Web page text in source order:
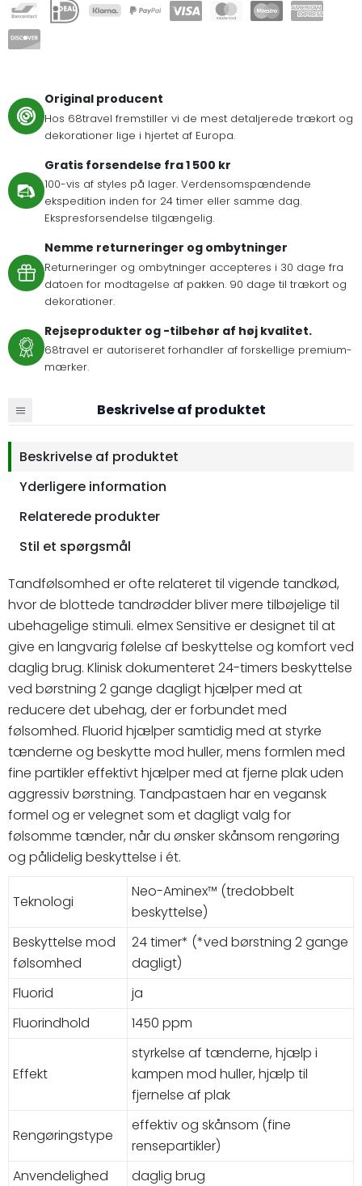
Original producent
Hos 68travel fremstiller vi de mest detaljerede trækort og
dekorationer lige i hjertet af Europa.
Gratis forsendelse fra 1 500 kr
100-vis af styles på lager. Verdensomspændende
ekspedition inden for 24 timer eller samme dag.
Ekspresforsendelse tilgængelig.
Nemme returneringer og ombytninger
Returneringer og ombytninger accepteres i 30 dage fra
datoen for modtagelse af pakken. 90 dage til trækort og
dekorationer.
Rejseprodukter og -tilbehør af høj kvalitet.
68travel er autoriseret forhandler af forskellige premium-
mærker.
Beskrivelse af produktet
Beskrivelse af produktet
Yderligere information
Relaterede produkter
Stil et spørgsmål
Tandfølsomhed er ofte relateret til vigende tandkød,
hvor de blottede tandrødder bliver mere tilbøjelige til
ubehagelige stimuli. elmex Sensitive er designet til at
give en langvarig følelse af beskyttelse og komfort ved
daglig brug. Klinisk dokumenteret 24-timers beskyttelse
ved børstning 2 gange dagligt hjælper med at
reducere det ubehag, der er forbundet med
følsomhed. Fluorid hjælper samtidig med at styrke
tænderne og beskytte mod huller, mens formlen med
fine partikler effektivt hjælper med at fjerne plak uden
aggressiv børstning. Tandpastaen har en vegansk
formel og er velegnet som et dagligt valg for
følsomme tænder, når du ønsker skånsom rengøring
og pålidelig beskyttelse i ét.
Teknologi
Neo-Aminex™ (tredobbelt
beskyttelse)
Beskyttelse mod
følsomhed
24 timer* (*ved børstning 2 gange
dagligt)
Fluorid
ja
Fluorindhold
1450 ppm
Effekt
styrkelse af tænderne, hjælp i
kampen mod huller, hjælp til
fjernelse af plak
Rengøringstype
effektiv og skånsom (fine
rensepartikler)
Anvendelighed
daglig brug